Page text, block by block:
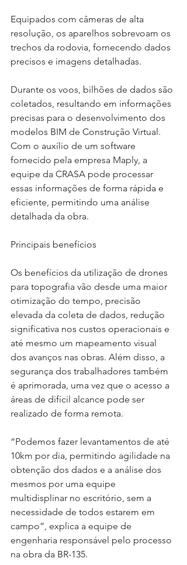
Equipados com câmeras de alta
resolução, os aparelhos sobrevoam os
trechos da rodovia, fornecendo dados
precisos e imagens detalhadas.
Durante os voos, bilhões de dados são
coletados, resultando em informações
precisas para o desenvolvimento dos
modelos BIM de Construção Virtual.
Com o auxílio de um software
fornecido pela empresa Maply, a
equipe da CRASA pode processar
essas informações de forma rápida e
eficiente, permitindo uma análise
detalhada da obra.
Principais benefícios
Os benefícios da utilização de drones
para topografia vão desde uma maior
otimização do tempo, precisão
elevada da coleta de dados, redução
significativa nos custos operacionais e
até mesmo um mapeamento visual
dos avanços nas obras. Além disso, a
segurança dos trabalhadores também
é aprimorada, uma vez que o acesso a
áreas de difícil alcance pode ser
realizado de forma remota.
“Podemos fazer levantamentos de até
10km por dia, permitindo agilidade na
obtenção dos dados e a análise dos
mesmos por uma equipe
multidisplinar no escritório, sem a
necessidade de todos estarem em
campo”, explica a equipe de
engenharia responsável pelo processo
na obra da BR-135.